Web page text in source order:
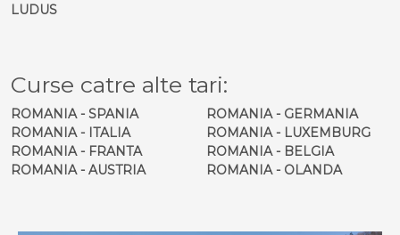
LUDUS
Curse catre alte tari:
ROMANIA - SPANIA
ROMANIA - ITALIA
ROMANIA - FRANTA
ROMANIA - AUSTRIA
ROMANIA - GERMANIA
ROMANIA - LUXEMBURG
ROMANIA - BELGIA
ROMANIA - OLANDA